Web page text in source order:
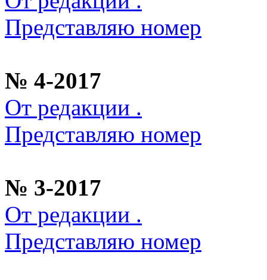
Представляю номер
№ 4-2017
От редакции .
Представляю номер
№ 3-2017
От редакции .
Представляю номер